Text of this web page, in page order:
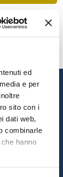
ed
e per
sito con i
dati web,
combinarle
hanno
KB)